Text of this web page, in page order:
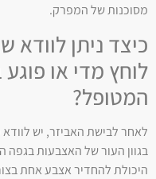
מסוכנות של המפרק.
כיצד ניתן לוודא
לוחץ מדי או
המטופל?
לאחר לבישת האביזר, יש לוודא
בגוון העור של האצבעות
היכולת להחדיר אצבע אחת